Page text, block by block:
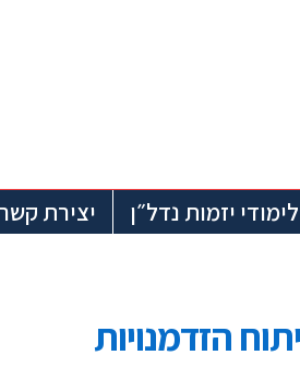
לימודי יזמות נדל״ן יצירת קשר
הזדמנויות